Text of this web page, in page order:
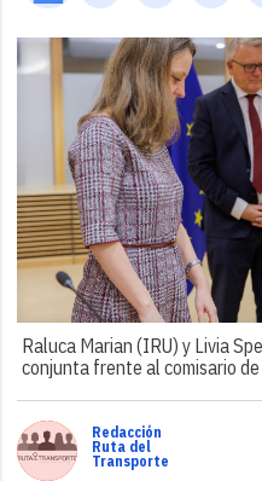
Raluca Marian (IRU) y Livia
conjunta frente al comisario
Redacción
Ruta del
Transporte